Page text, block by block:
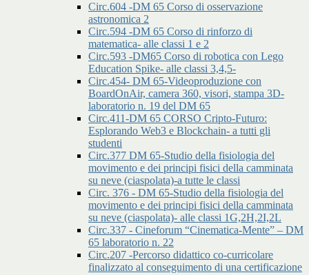
Circ.604 -DM 65 Corso di osservazione
astronomica 2
Circ.594 -DM 65 Corso di rinforzo di
matematica- alle classi 1 e 2
Circ.593 -DM65 Corso di robotica con Lego
Education Spike- alle classi 3,4,5-
Circ.454- DM 65-Videoproduzione con
BoardOnAir, camera 360, visori, stampa 3D-
laboratorio n. 19 del DM 65
Circ.411-DM 65 CORSO Cripto-Futuro:
Esplorando Web3 e Blockchain- a tutti gli
studenti
Circ.377 DM 65-Studio della fisiologia del
movimento e dei principi fisici della camminata
su neve (ciaspolata)-a tutte le classi
Circ. 376 - DM 65-Studio della fisiologia del
movimento e dei principi fisici della camminata
su neve (ciaspolata)- alle classi 1G,2H,2I,2L
Circ.337 - Cineforum “Cinematica-Mente” – DM
65 laboratorio n. 22
Circ.207 -Percorso didattico co-curricolare
finalizzato al conseguimento di una certificazione